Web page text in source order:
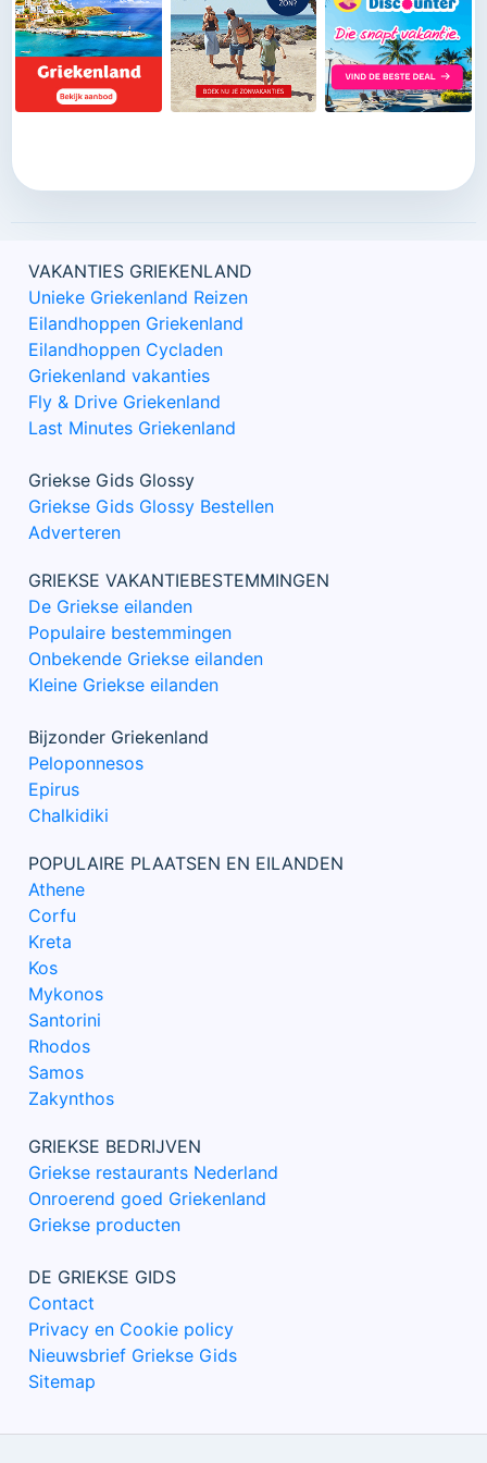
VAKANTIES GRIEKENLAND
Unieke Griekenland Reizen
Eilandhoppen Griekenland
Eilandhoppen Cycladen
Griekenland vakanties
Fly & Drive Griekenland
Last Minutes Griekenland
Griekse Gids Glossy
Griekse Gids Glossy Bestellen
Adverteren
GRIEKSE VAKANTIEBESTEMMINGEN
De Griekse eilanden
Populaire bestemmingen
Onbekende Griekse eilanden
Kleine Griekse eilanden
Bijzonder Griekenland
Peloponnesos
Epirus
Chalkidiki
POPULAIRE PLAATSEN EN EILANDEN
Athene
Corfu
Kreta
Kos
Mykonos
Santorini
Rhodos
Samos
Zakynthos
GRIEKSE BEDRIJVEN
Griekse restaurants Nederland
Onroerend goed Griekenland
Griekse producten
DE GRIEKSE GIDS
Contact
Privacy en Cookie policy
Nieuwsbrief Griekse Gids
Sitemap